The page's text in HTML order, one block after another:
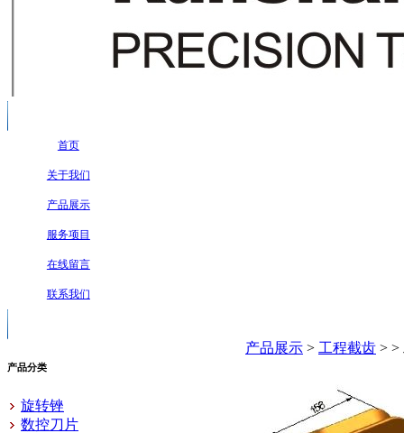
首页
关于我们
产品展示
服务项目
在线留言
联系我们
产品分类
旋转锉
数控刀片
产品展示 > 工程截齿 > >